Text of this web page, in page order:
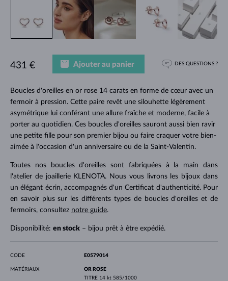
Boucles d'oreilles en or rose 14 carats en forme de cœur avec un
fermoir à pression. Cette paire revêt une silouhette légèrement
asymétrique lui conférant une allure fraîche et moderne, facile à
porter au quotidien. Ces boucles d'oreilles sauront aussi bien ravir
une petite fille pour son premier bijou ou faire craquer votre bien-
aimée à l'occasion d'un anniversaire ou de la Saint-Valentin.
Toutes nos boucles d'oreilles sont fabriquées à la main dans
l'atelier de joaillerie KLENOTA. Nous vous livrons les bijoux dans
un élégant écrin, accompagnés d'un Certificat d'authenticité. Pour
en savoir plus sur les différents types de boucles d'oreilles et de
fermoirs, consultez notre guide.
Disponibilité: en stock– bijou prêt à être expédié.
431 € Ajouter au panier DES QUESTIONS ?
CODE E0579014
MATÉRIAUX
OR ROSE
TITRE 14 kt 585/1000